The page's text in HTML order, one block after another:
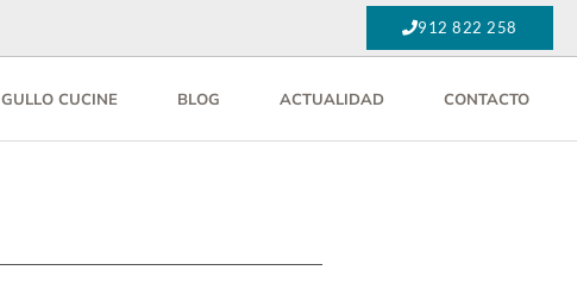
912 822 258
GULLO CUCINE BLOG ACTUALIDAD CONTACTO